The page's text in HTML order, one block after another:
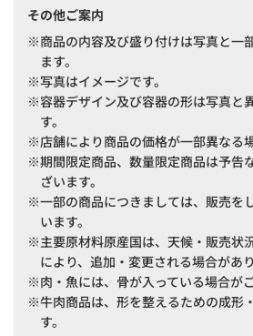
その他ご案内
商品の内容及び盛り付けは写真と一
ます。
写真はイメージです。
容器デザイン及び容器の形は写真と
す。
店舗により商品の価格が一部異なる
期間限定商品、数量限定商品は予告
ざいます。
一部の商品につきましては、販売を
います。
主要原材料原産国は、天候・販売状
により、追加・変更される場合があり
肉・魚には、骨が入っている場合が
牛肉商品は、形を整えるための成形
す。